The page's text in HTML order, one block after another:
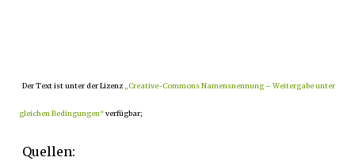
Der Text ist unter der Lizenz„Creative-Commons Namensnennung – Weitergabe unter
gleichen Bedingungen“verfügbar;
Quellen: